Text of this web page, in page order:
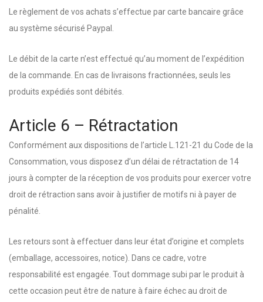
Le règlement de vos achats s’effectue par carte bancaire grâce
au système sécurisé Paypal.
Le débit de la carte n’est effectué qu’au moment de l’expédition
de la commande. En cas de livraisons fractionnées, seuls les
produits expédiés sont débités.
Article 6 – Rétractation
Conformément aux dispositions de l’article L.121-21 du Code de la
Consommation, vous disposez d’un délai de rétractation de 14
jours à compter de la réception de vos produits pour exercer votre
droit de rétraction sans avoir à justifier de motifs ni à payer de
pénalité.
Les retours sont à effectuer dans leur état d’origine et complets
(emballage, accessoires, notice). Dans ce cadre, votre
responsabilité est engagée. Tout dommage subi par le produit à
cette occasion peut être de nature à faire échec au droit de